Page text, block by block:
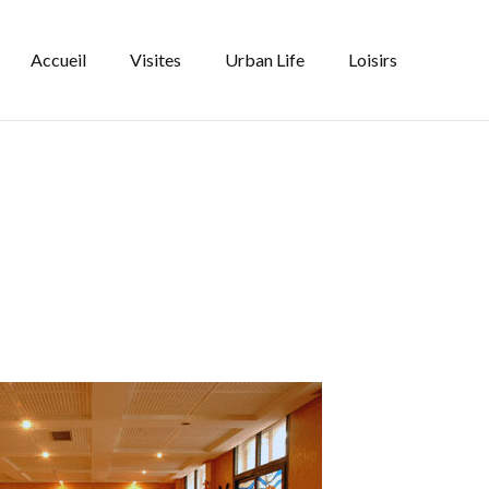
Accueil Visites Urban Life Loisirs